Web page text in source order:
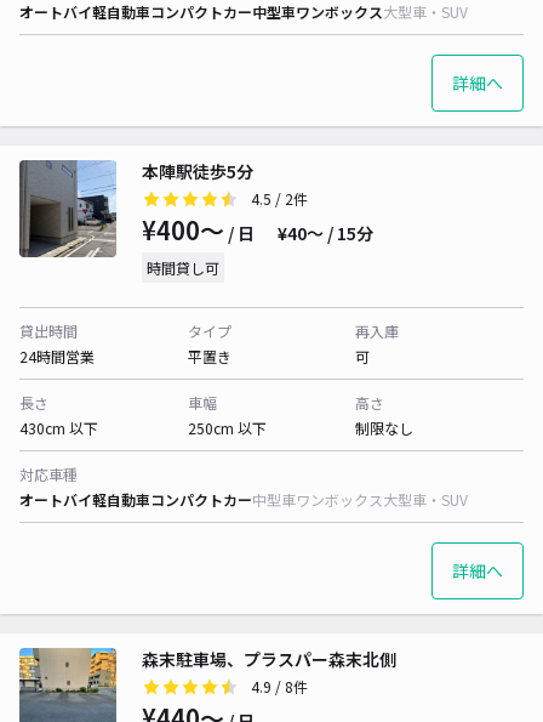
オートバイ軽自動車コンパクトカー中型車ワンボックス大型車・SUV
詳細へ
本陣駅徒歩5分
4.5 / 2件
¥400〜 / 日 ¥40〜 / 15分
時間貸し可
貸出時間
24時間営業
タイプ
平置き
再入庫
可
長さ
430cm 以下
車幅
250cm 以下
高さ
制限なし
対応車種
オートバイ軽自動車コンパクトカー中型車ワンボックス大型車・SUV
詳細へ
森末駐車場、プラスパー森末北側
4.9 / 8件